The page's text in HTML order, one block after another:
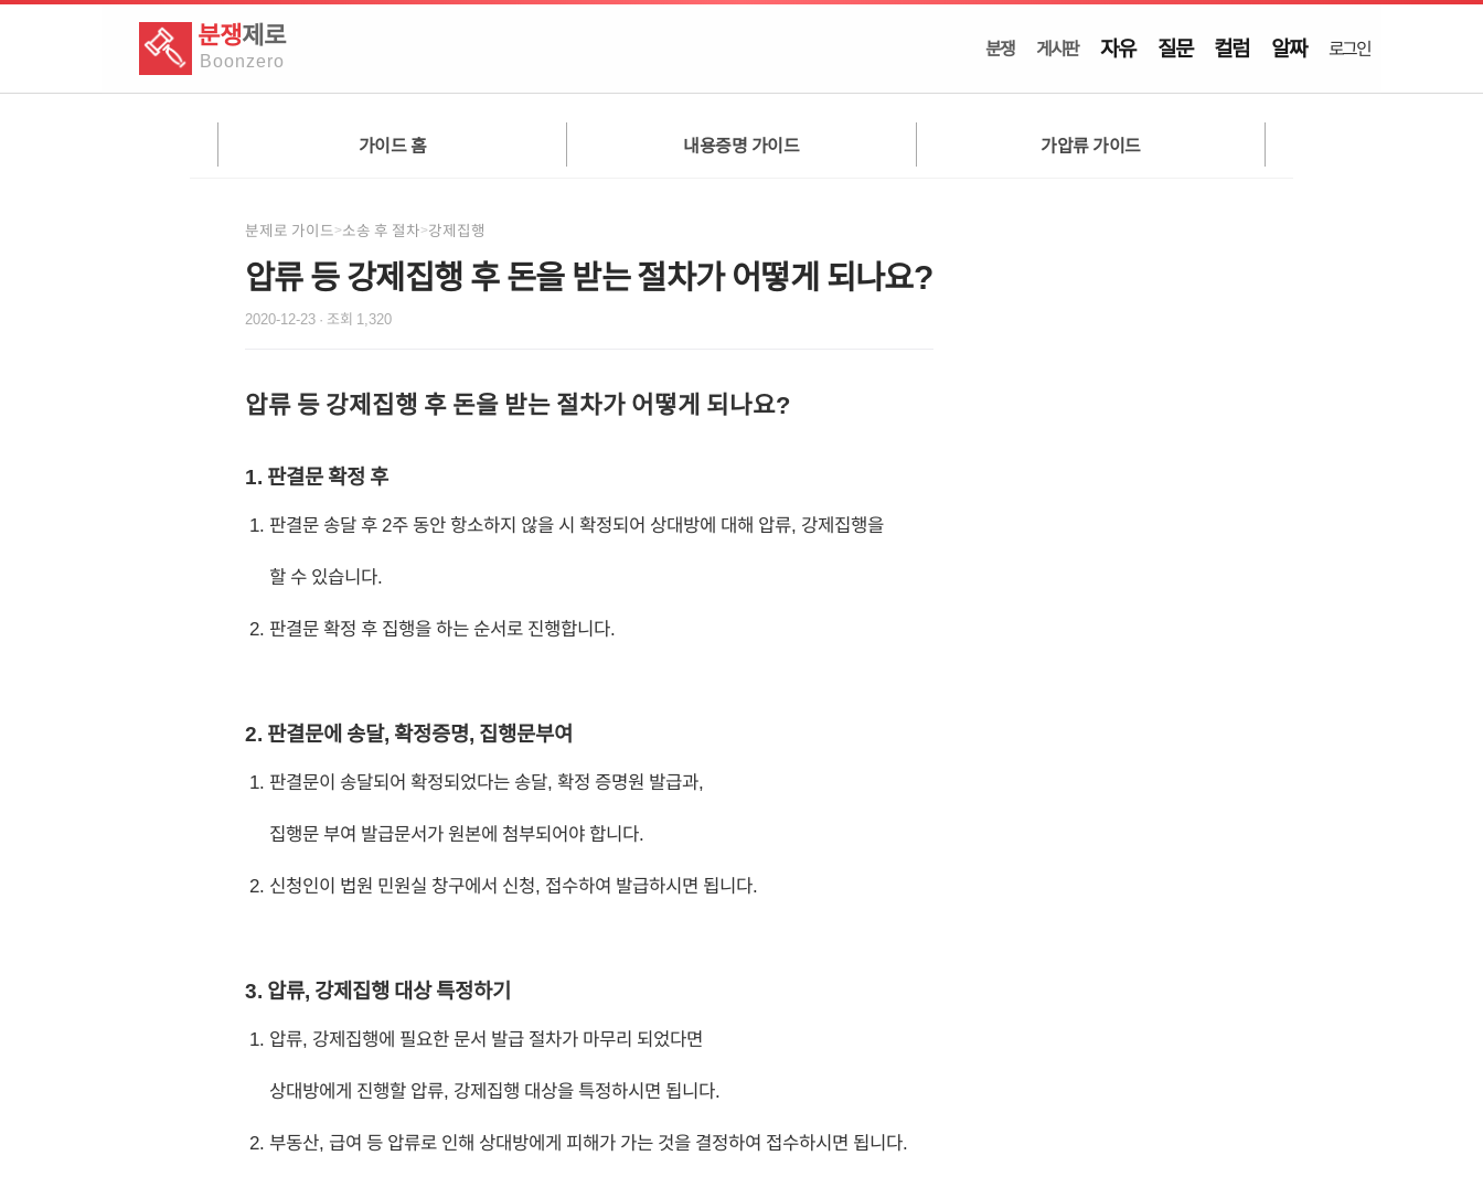
분쟁제로
Boonzero 분쟁 게시판 자유 질문 컬럼 알짜 로그인
가이드 홈 내용증명 가이드 가압류 가이드
분제로 가이드>소송 후 절차>강제집행
압류 등 강제집행 후 돈을 받는 절차가 어떻게 되나요?
2020-12-23 · 조회 1,320
압류 등 강제집행 후 돈을 받는 절차가 어떻게 되나요?
1. 판결문 확정 후
판결문 송달 후 2주 동안 항소하지 않을 시 확정되어 상대방에 대해 압류, 강제집행을
할 수 있습니다.
판결문 확정 후 집행을 하는 순서로 진행합니다.
2. 판결문에 송달, 확정증명, 집행문부여
판결문이 송달되어 확정되었다는 송달, 확정 증명원 발급과,
집행문 부여 발급문서가 원본에 첨부되어야 합니다.
신청인이 법원 민원실 창구에서 신청, 접수하여 발급하시면 됩니다.
3. 압류, 강제집행 대상 특정하기
압류, 강제집행에 필요한 문서 발급 절차가 마무리 되었다면
상대방에게 진행할 압류, 강제집행 대상을 특정하시면 됩니다.
부동산, 급여 등 압류로 인해 상대방에게 피해가 가는 것을 결정하여 접수하시면 됩니다.